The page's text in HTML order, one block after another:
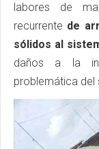
labores de
recurrente de
sólidos al
daños a la
problemática del